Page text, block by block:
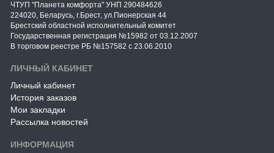
ЧТУП "Планета комфорта" УНП 290484626
224020, Беларусь, г.Брест, ул.Пионерская 44
Брестский областной исполнительный комитет
Государственная регистрация №15982 от 03.12.2007
В торговом реестре РБ №157582 с 23.06.2010
ЛИЧНЫЙ КАБИНЕТ
Личный кабинет
История заказов
Мои закладки
Рассылка новостей
ИНФОРМАЦИЯ